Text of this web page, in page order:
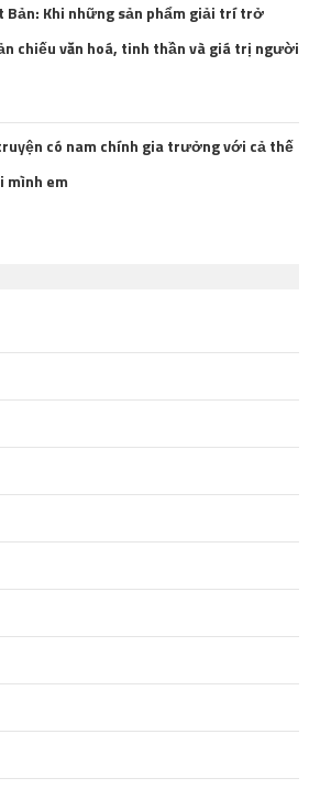
Bản: Khi những sản phẩm giải trí trở
chiếu văn hoá, tinh thần và giá trị người
có nam chính gia trưởng với cả thế
mình em